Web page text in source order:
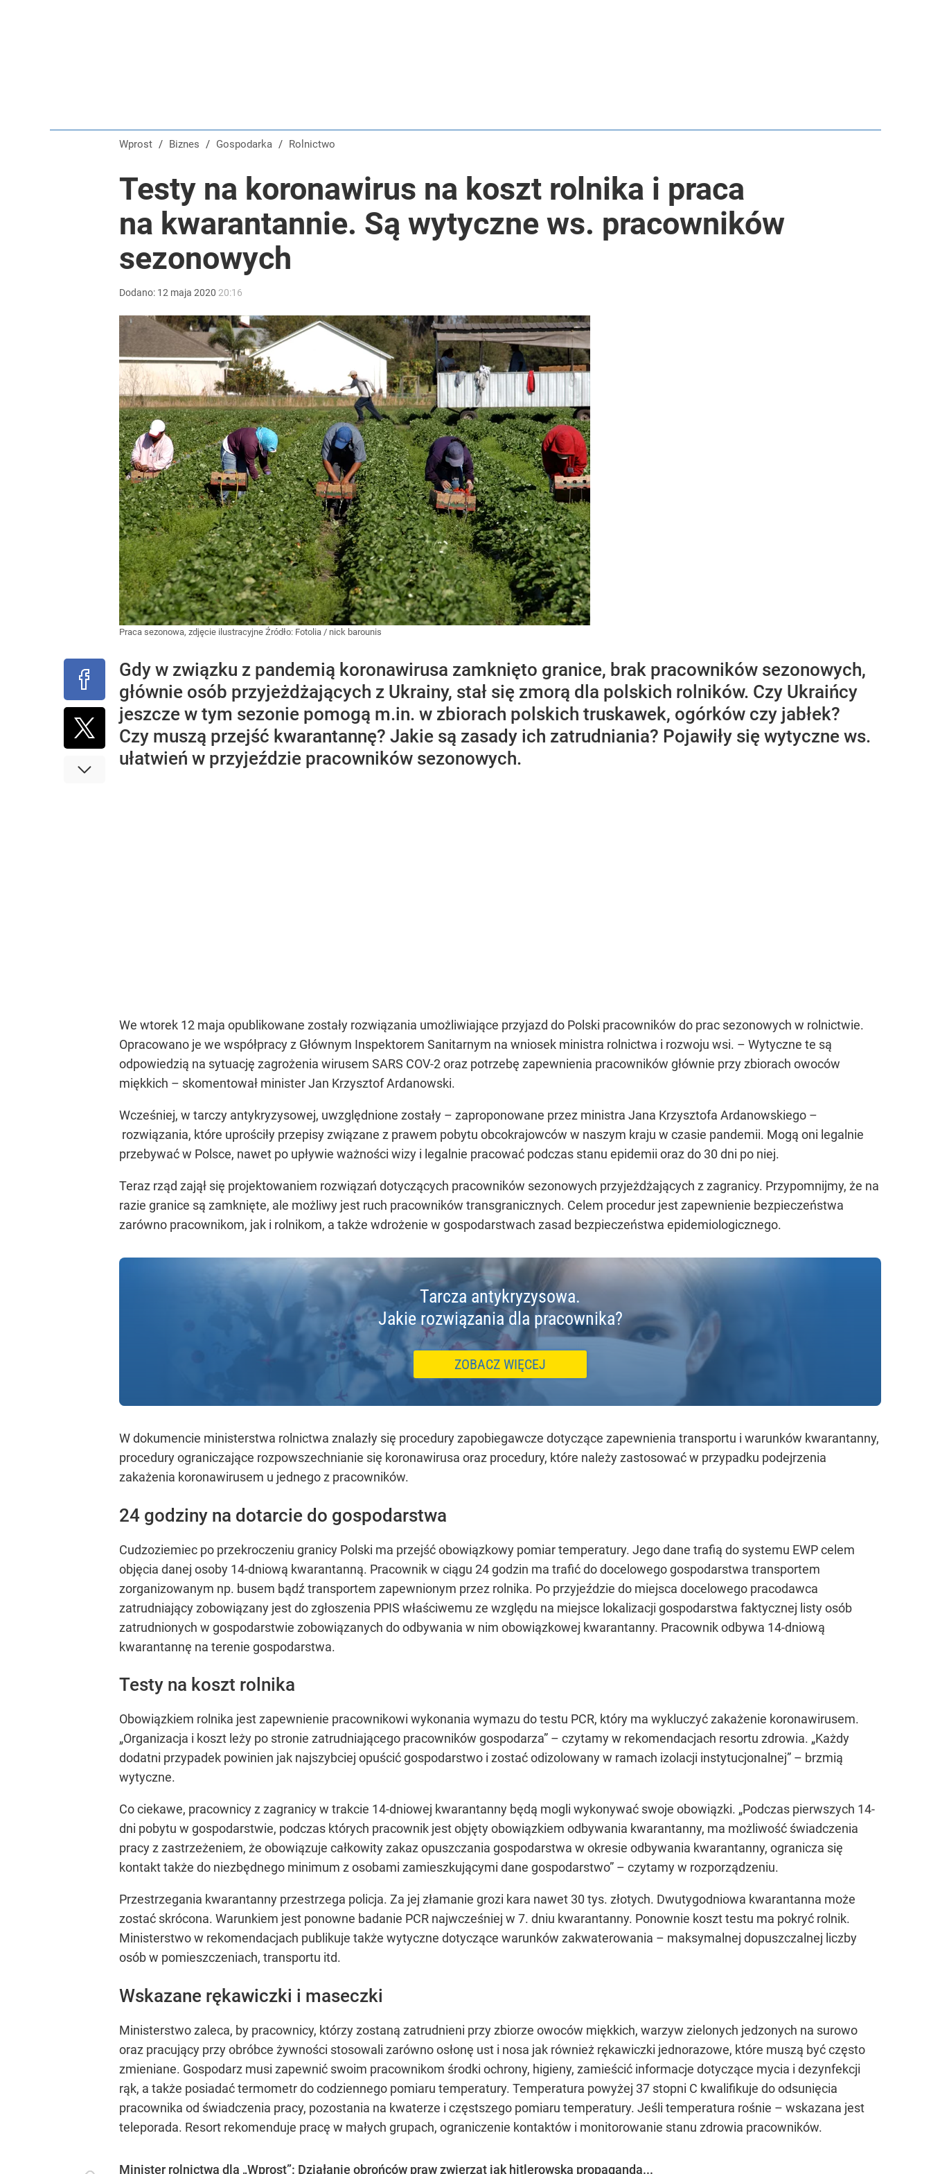
Wprost / Biznes / Gospodarka / Rolnictwo
Testy na koronawirus na koszt rolnika i praca
na kwarantannie. Są wytyczne ws. pracowników
sezonowych
Dodano: 12 maja 2020 20:16
Praca sezonowa, zdjęcie ilustracyjne Źródło: Fotolia / nick barounis
Gdy w związku z pandemią koronawirusa zamknięto granice, brak pracowników sezonowych,
głównie osób przyjeżdżających z Ukrainy, stał się zmorą dla polskich rolników. Czy Ukraińcy
jeszcze w tym sezonie pomogą m.in. w zbiorach polskich truskawek, ogórków czy jabłek?
Czy muszą przejść kwarantannę? Jakie są zasady ich zatrudniania? Pojawiły się wytyczne ws.
ułatwień w przyjeździe pracowników sezonowych.
We wtorek 12 maja opublikowane zostały rozwiązania umożliwiające przyjazd do Polski pracowników do prac sezonowych w rolnictwie.
Opracowano je we współpracy z Głównym Inspektorem Sanitarnym na wniosek ministra rolnictwa i rozwoju wsi. – Wytyczne te są
odpowiedzią na sytuację zagrożenia wirusem SARS COV-2 oraz potrzebę zapewnienia pracowników głównie przy zbiorach owoców
miękkich – skomentował minister Jan Krzysztof Ardanowski.
Wcześniej, w tarczy antykryzysowej, uwzględnione zostały – zaproponowane przez ministra Jana Krzysztofa Ardanowskiego –
rozwiązania, które uprościły przepisy związane z prawem pobytu obcokrajowców w naszym kraju w czasie pandemii. Mogą oni legalnie
przebywać w Polsce, nawet po upływie ważności wizy i legalnie pracować podczas stanu epidemii oraz do 30 dni po niej.
Teraz rząd zajął się projektowaniem rozwiązań dotyczących pracowników sezonowych przyjeżdżających z zagranicy. Przypomnijmy, że na
razie granice są zamknięte, ale możliwy jest ruch pracowników transgranicznych. Celem procedur jest zapewnienie bezpieczeństwa
zarówno pracownikom, jak i rolnikom, a także wdrożenie w gospodarstwach zasad bezpieczeństwa epidemiologicznego.
Tarcza antykryzysowa.
Jakie rozwiązania dla pracownika?
ZOBACZ WIĘCEJ
W dokumencie ministerstwa rolnictwa znalazły się procedury zapobiegawcze dotyczące zapewnienia transportu i warunków kwarantanny,
procedury ograniczające rozpowszechnianie się koronawirusa oraz procedury, które należy zastosować w przypadku podejrzenia
zakażenia koronawirusem u jednego z pracowników.
24 godziny na dotarcie do gospodarstwa
Cudzoziemiec po przekroczeniu granicy Polski ma przejść obowiązkowy pomiar temperatury. Jego dane trafią do systemu EWP celem
objęcia danej osoby 14-dniową kwarantanną. Pracownik w ciągu 24 godzin ma trafić do docelowego gospodarstwa transportem
zorganizowanym np. busem bądź transportem zapewnionym przez rolnika. Po przyjeździe do miejsca docelowego pracodawca
zatrudniający zobowiązany jest do zgłoszenia PPIS właściwemu ze względu na miejsce lokalizacji gospodarstwa faktycznej listy osób
zatrudnionych w gospodarstwie zobowiązanych do odbywania w nim obowiązkowej kwarantanny. Pracownik odbywa 14-dniową
kwarantannę na terenie gospodarstwa.
Testy na koszt rolnika
Obowiązkiem rolnika jest zapewnienie pracownikowi wykonania wymazu do testu PCR, który ma wykluczyć zakażenie koronawirusem.
„Organizacja i koszt leży po stronie zatrudniającego pracowników gospodarza” – czytamy w rekomendacjach resortu zdrowia. „Każdy
dodatni przypadek powinien jak najszybciej opuścić gospodarstwo i zostać odizolowany w ramach izolacji instytucjonalnej” – brzmią
wytyczne.
Co ciekawe, pracownicy z zagranicy w trakcie 14-dniowej kwarantanny będą mogli wykonywać swoje obowiązki. „Podczas pierwszych 14-
dni pobytu w gospodarstwie, podczas których pracownik jest objęty obowiązkiem odbywania kwarantanny, ma możliwość świadczenia
pracy z zastrzeżeniem, że obowiązuje całkowity zakaz opuszczania gospodarstwa w okresie odbywania kwarantanny, ogranicza się
kontakt także do niezbędnego minimum z osobami zamieszkującymi dane gospodarstwo” – czytamy w rozporządzeniu.
Przestrzegania kwarantanny przestrzega policja. Za jej złamanie grozi kara nawet 30 tys. złotych. Dwutygodniowa kwarantanna może
zostać skrócona. Warunkiem jest ponowne badanie PCR najwcześniej w 7. dniu kwarantanny. Ponownie koszt testu ma pokryć rolnik.
Ministerstwo w rekomendacjach publikuje także wytyczne dotyczące warunków zakwaterowania – maksymalnej dopuszczalnej liczby
osób w pomieszczeniach, transportu itd.
Wskazane rękawiczki i maseczki
Ministerstwo zaleca, by pracownicy, którzy zostaną zatrudnieni przy zbiorze owoców miękkich, warzyw zielonych jedzonych na surowo
oraz pracujący przy obróbce żywności stosowali zarówno osłonę ust i nosa jak również rękawiczki jednorazowe, które muszą być często
zmieniane. Gospodarz musi zapewnić swoim pracownikom środki ochrony, higieny, zamieścić informacje dotyczące mycia i dezynfekcji
rąk, a także posiadać termometr do codziennego pomiaru temperatury. Temperatura powyżej 37 stopni C kwalifikuje do odsunięcia
pracownika od świadczenia pracy, pozostania na kwaterze i częstszego pomiaru temperatury. Jeśli temperatura rośnie – wskazana jest
teleporada. Resort rekomenduje pracę w małych grupach, ograniczenie kontaktów i monitorowanie stanu zdrowia pracowników.
Minister rolnictwa dla „Wprost”: Działanie obrońców praw zwierząt jak hitlerowska propaganda...